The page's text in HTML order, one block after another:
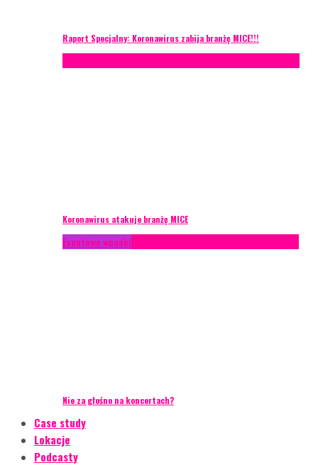
Raport Specjalny: Koronawirus zabija branżę MICE!!!
Koronawirus atakuje branżę MICE
Eventowe wpadki
Nie za głośno na koncertach?
Case study
Lokacje
Podcasty